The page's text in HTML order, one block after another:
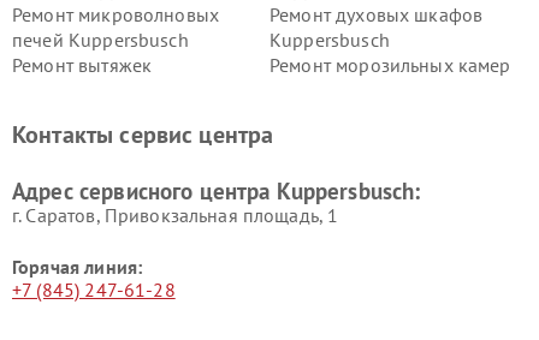
Ремонт микроволновых
печей Kuppersbusch
Ремонт духовых шкафов
Kuppersbusch
Ремонт вытяжек
Ремонт морозильных камер
Kuppersbusch
вакуумных упаковщиков
Ремонт сушильных машин Kuppersbusch
Контакты сервис центра
Адрес сервисного центра Kuppersbusch:
г. Саратов, Привокзальная площадь, 1
Горячая линия:
+7 (845) 247-61-28